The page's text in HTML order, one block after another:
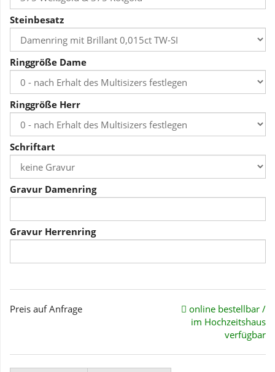
Steinbesatz
Ringgröße Dame
Ringgröße Herr
Schriftart
Gravur Damenring
Gravur Herrenring
Preis auf Anfrage
online bestellbar /
im Hochzeitshaus
verfügbar